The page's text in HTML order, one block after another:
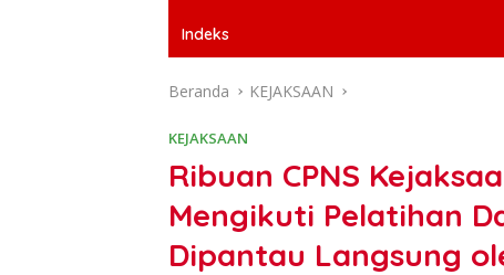
Indeks
Beranda KEJAKSAAN
KEJAKSAAN
Ribuan CPNS
Mengikuti Pelatihan
Dipantau Langsung